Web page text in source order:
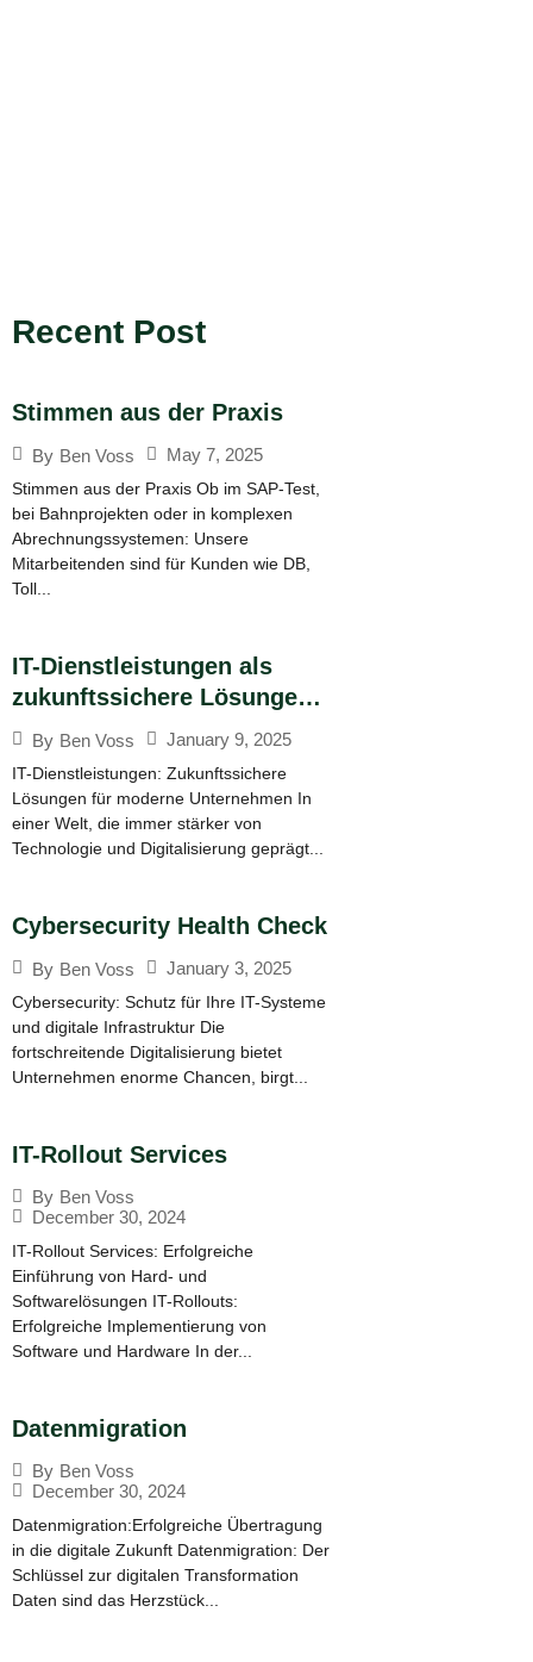
Recent Post​
Stimmen aus der Praxis
By Ben Voss May 7, 2025
Stimmen aus der Praxis Ob im SAP-Test,
bei Bahnprojekten oder in komplexen
Abrechnungssystemen: Unsere
Mitarbeitenden sind für Kunden wie DB,
Toll...
IT-Dienstleistungen als
zukunftssichere Lösungen
für Unternehmen
By Ben Voss January 9, 2025
IT-Dienstleistungen: Zukunftssichere
Lösungen für moderne Unternehmen In
einer Welt, die immer stärker von
Technologie und Digitalisierung geprägt...
Cybersecurity Health Check
By Ben Voss January 3, 2025
Cybersecurity: Schutz für Ihre IT-Systeme
und digitale Infrastruktur Die
fortschreitende Digitalisierung bietet
Unternehmen enorme Chancen, birgt...
IT-Rollout Services
By Ben Voss
December 30, 2024
IT-Rollout Services: Erfolgreiche
Einführung von Hard- und
Softwarelösungen IT-Rollouts:
Erfolgreiche Implementierung von
Software und Hardware In der...
Datenmigration
By Ben Voss
December 30, 2024
Datenmigration:Erfolgreiche Übertragung
in die digitale Zukunft Datenmigration: Der
Schlüssel zur digitalen Transformation
Daten sind das Herzstück...